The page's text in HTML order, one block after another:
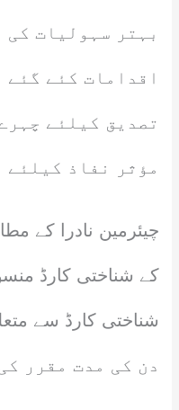
بہتر سہولیات
اقدامات کئے
تصدیق کیلئے
مؤثر نفاذ کیلئے
چیئرمین نادرا کے
کے شناختی کارڈ
دن کی مدت مقرر